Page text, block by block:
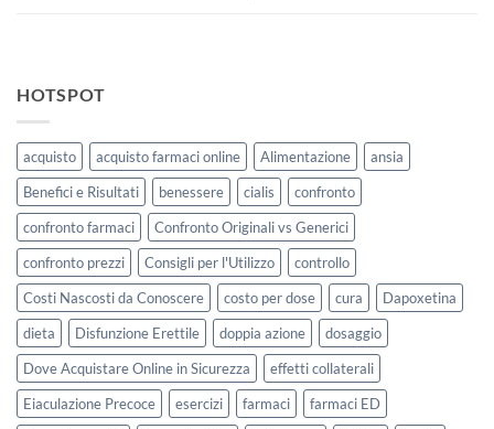
HOTSPOT
acquisto acquisto farmaci online Alimentazione
ansia
Benefici e Risultati
benessere cialis
confronto
confronto farmaci
Confronto Originali vs Generici
confronto prezzi
Consigli per l'Utilizzo
controllo
Costi Nascosti da Conoscere
costo per dose cura
Dapoxetina
dieta
Disfunzione Erettile doppia azione
dosaggio
Dove Acquistare Online in Sicurezza
effetti collaterali
Eiaculazione Precoce
esercizi farmaci
farmaci ED